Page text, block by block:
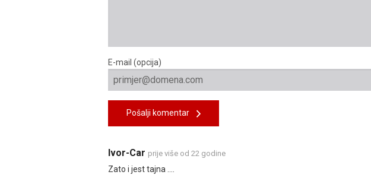
E-mail (opcija)
Pošalji komentar
Ivor-Car prije više od 22 godine
Zato i jest tajna ....